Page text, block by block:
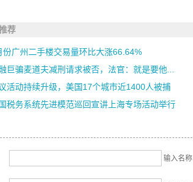
荐
份广州二手楼交易量环比大涨66.64%
巨骗麦道夫减刑请求被否，法官：就是要他...
活动持续升级，美国17个城市近1400人被捕
税务系统先进模范巡回宣讲上海专场活动举行
输入名称